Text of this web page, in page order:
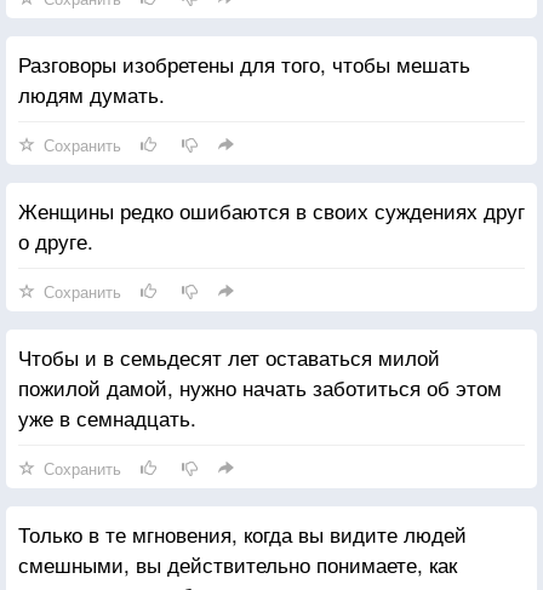
Разговоры изобретены для того, чтобы мешать
людям думать.
Сохранить
Женщины редко ошибаются в своих суждениях друг
о друге.
Сохранить
Чтобы и в семьдесят лет оставаться милой
пожилой дамой, нужно начать заботиться об этом
уже в семнадцать.
Сохранить
Только в те мгновения, когда вы видите людей
смешными, вы действительно понимаете, как